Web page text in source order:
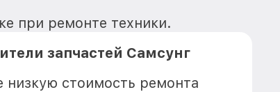
при ремонте техники.
запчастей Самсунг
низкую стоимость ремонта